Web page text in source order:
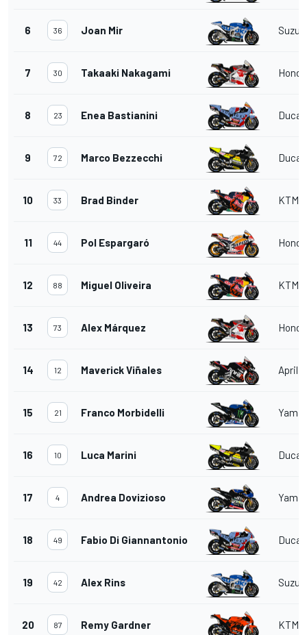
6 36 Joan Mir Suzuki
7 30 Takaaki Nakagami Honda
8 23 Enea Bastianini
9 72 Marco Bezzecchi
10 33 Brad Binder KTM
11 44 Pol Espargaró Honda
12 88 Miguel Oliveira KTM
13 73 Alex Márquez Honda
14 12 Maverick Viñales Aprilia
15 21 Franco Morbidelli
16 10 Luca Marini
17 4 Andrea Dovizioso
18 49 Fabio Di Giannantonio
19 42 Alex Rins Suzuki
20 87 Remy Gardner KTM